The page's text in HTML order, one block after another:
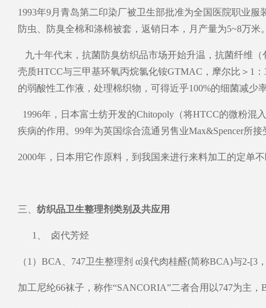
1993年9月青岛第二印染厂被卫生部批准为全国医院职业
防虫、防臭全棉和涤棉被套，返销日本，月产量为5~8万米
九十年代末，抗菌防臭纺织品市场开始升温，抗菌纤维
壳质HTCC与三甲基环氧丙烷氯化铵GTMAC，摩尔比＞1
的弱酸性工作液，处理棉织物，可得近乎100%的细菌减少
1996年，日本富士纺开发的Chitopoly（将HTCC的微粉
疾病的作用。99年为英国综合流通另售业Max&Spencer所
2000年，日本用它作原料，到我国来进行来料加工的定单
三、 纺织品卫生整理剂类别及共应用
1、 卤代芳烃
（1）BCA、747卫生整理剂 α溴代肉桂醛(简称BCA)与2-
加工尼纶66袜子，称作“SANCORIA”二者合用以747为主